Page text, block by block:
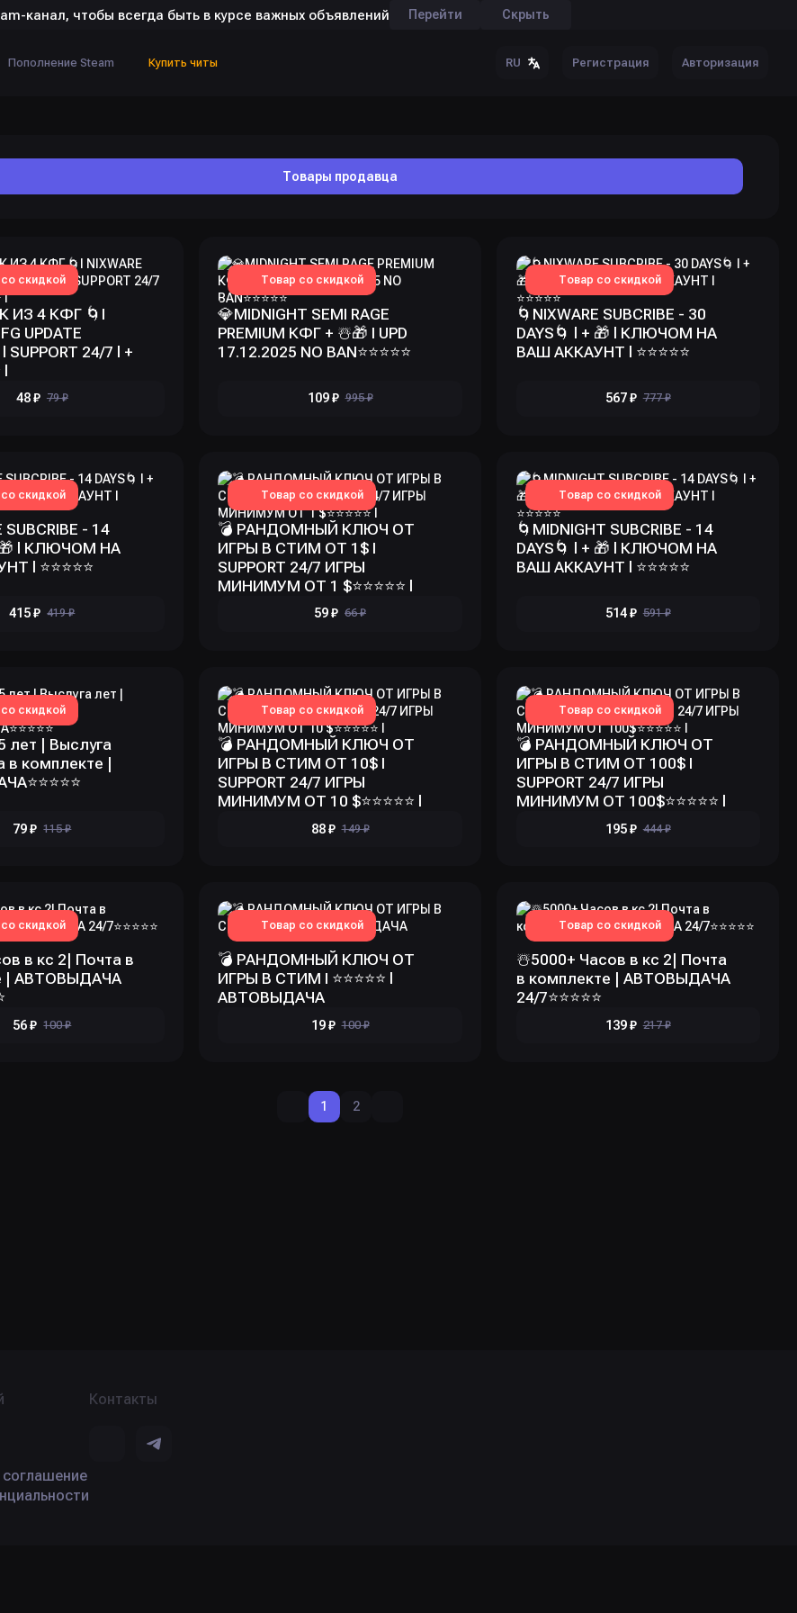
канал, чтобы всегда быть в курсе важных объявлений Перейти Скрыть
Пополнение Steam Купить читы RU Регистрация Авторизация
Товары продавца
скидкой
ИЗ 4 КФГ 🌀I
UPDATE
SUPPORT 24/7 l +
l
48 ₽ 79 ₽
Товар со скидкой
💎MIDNIGHT SEMI RAGE
PREMIUM КФГ + ☃️🎁 I UPD
17.12.2025 NO BAN⭐️⭐️⭐️⭐️⭐️
109 ₽ 995 ₽
Товар со скидкой
🌀NIXWARE SUBCRIBE - 30
DAYS🌀 l + 🎁 l КЛЮЧОМ НА
ВАШ АККАУНТ l ⭐️⭐️⭐️⭐️⭐️
567 ₽ 777 ₽
скидкой
SUBCRIBE - 14
🎁 l КЛЮЧОМ НА
l ⭐️⭐️⭐️⭐️⭐️
415 ₽ 419 ₽
Товар со скидкой
💣 РАНДОМНЫЙ КЛЮЧ ОТ
ИГРЫ В СТИМ ОТ 1$ I
SUPPORT 24/7 ИГРЫ
МИНИМУМ ОТ 1 $⭐️⭐️⭐️⭐️⭐️ l
59 ₽ 66 ₽
Товар со скидкой
🌀MIDNIGHT SUBCRIBE - 14
DAYS🌀 l + 🎁 l КЛЮЧОМ НА
ВАШ АККАУНТ l ⭐️⭐️⭐️⭐️⭐️
514 ₽ 591 ₽
скидкой
| Выслуга
в комплекте |
79 ₽ 115 ₽
Товар со скидкой
💣 РАНДОМНЫЙ КЛЮЧ ОТ
ИГРЫ В СТИМ ОТ 10$ I
SUPPORT 24/7 ИГРЫ
МИНИМУМ ОТ 10 $⭐️⭐️⭐️⭐️⭐️ l
88 ₽ 149 ₽
Товар со скидкой
💣 РАНДОМНЫЙ КЛЮЧ ОТ
ИГРЫ В СТИМ ОТ 100$ I
SUPPORT 24/7 ИГРЫ
МИНИМУМ ОТ 100$⭐️⭐️⭐️⭐️⭐️ l
195 ₽ 444 ₽
скидкой
в кс 2| Почта в
| АВТОВЫДАЧА
56 ₽ 100 ₽
Товар со скидкой
💣 РАНДОМНЫЙ КЛЮЧ ОТ
ИГРЫ В СТИМ I ⭐️⭐️⭐️⭐️⭐️ l
АВТОВЫДАЧА
19 ₽ 100 ₽
Товар со скидкой
☃️5000+ Часов в кс 2| Почта
в комплекте | АВТОВЫДАЧА
24/7⭐️⭐️⭐️⭐️⭐️
139 ₽ 217 ₽
1 2
Контакты